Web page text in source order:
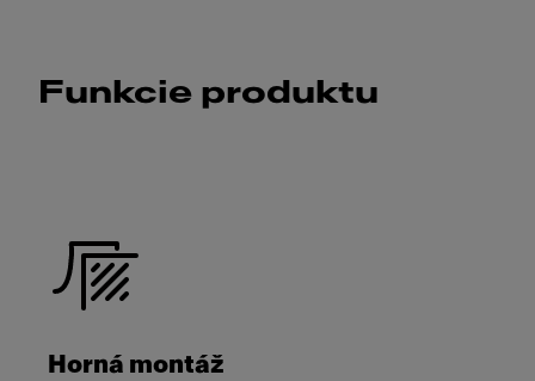
Funkcie produktu
Horná montáž